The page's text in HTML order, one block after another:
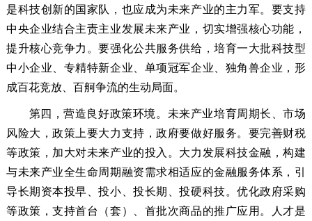
是科技创新的国家队，也应成为未来产业的主力军。要支持
中央企业结合主责主业发展未来产业，切实增强核心功能，
提升核心竞争力。要强化公共服务供给，培育一大批科技型
中小企业、专精特新企业、单项冠军企业、独角兽企业，形
成百花竞放、百舸争流的生动局面。
第四，营造良好政策环境。 未来产业培育周期长、市场
风险大，政策上要大力支持，政府要做好服务。要完善财税
等政策，加大对未来产业的投入。大力发展科技金融，构建
与未来产业全生命周期融资需求相适应的金融服务体系，引
导长期资本投早、投小、投长期、投硬科技。优化政府采购
等政策，支持首台（套）、首批次商品的推广应用。人才是